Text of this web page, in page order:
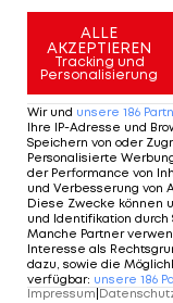
Hill stark, keiner
im Netz.
Theodore erlöst
verwandelt den
seine Farben.
wehrt 47 der 50
Percentage von
Da die Carolina
ALLE
AKZEPTIEREN
Tracking und
Personalisierung
Wir und unsere 186
Ihre IP-Adresse und
Speichern von oder
Personalisierte
der Performance von
und Verbesserung von
Diese Zwecke können
und Identifikation durch
Manche Partner
Interesse als
dazu, sowie die
verfügbar: unsere 186
Impressum|